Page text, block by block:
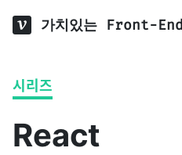
가치있는 Front-End
시리즈
React